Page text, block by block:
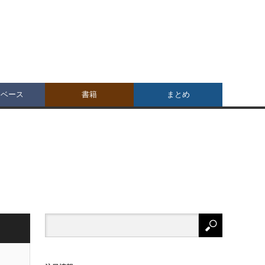
ース 書籍 まとめ